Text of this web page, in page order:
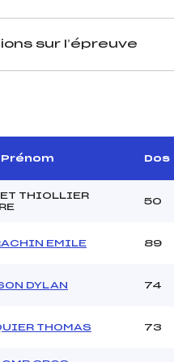
sur l’épreuve
:
Prénom Dos
THIOLLIER
50
EMILE 89
DYLAN 74
THOMAS 73